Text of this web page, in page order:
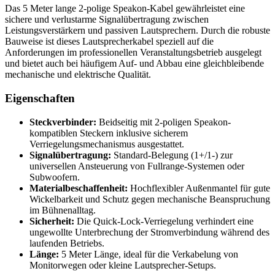
Das 5 Meter lange 2-polige Speakon-Kabel gewährleistet eine
sichere und verlustarme Signalübertragung zwischen
Leistungsverstärkern und passiven Lautsprechern. Durch die robuste
Bauweise ist dieses Lautsprecherkabel speziell auf die
Anforderungen im professionellen Veranstaltungsbetrieb ausgelegt
und bietet auch bei häufigem Auf- und Abbau eine gleichbleibende
mechanische und elektrische Qualität.
Eigenschaften
Steckverbinder: Beidseitig mit 2-poligen Speakon-
kompatiblen Steckern inklusive sicherem
Verriegelungsmechanismus ausgestattet.
Signalübertragung: Standard-Belegung (1+/1-) zur
universellen Ansteuerung von Fullrange-Systemen oder
Subwoofern.
Materialbeschaffenheit: Hochflexibler Außenmantel für gute
Wickelbarkeit und Schutz gegen mechanische Beanspruchung
im Bühnenalltag.
Sicherheit: Die Quick-Lock-Verriegelung verhindert eine
ungewollte Unterbrechung der Stromverbindung während des
laufenden Betriebs.
Länge: 5 Meter Länge, ideal für die Verkabelung von
Monitorwegen oder kleine Lautsprecher-Setups.